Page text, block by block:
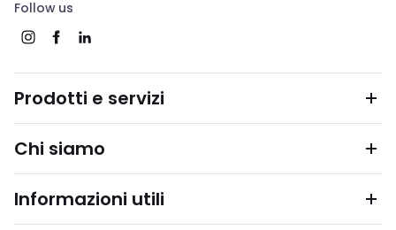
Follow us
Prodotti e servizi
Chi siamo
Informazioni utili